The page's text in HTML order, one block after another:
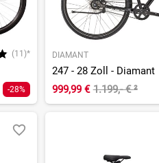
(11)*
-28%
DIAMANT
247 - 28 Zoll - Diamant
999,99 € 1.199,- €²